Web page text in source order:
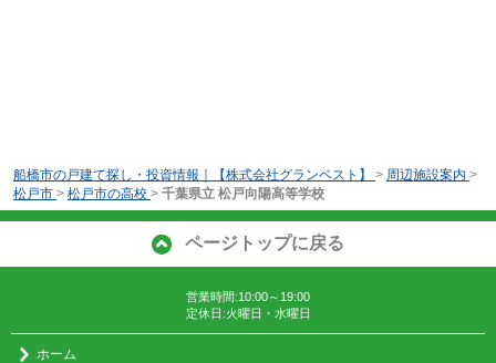
船橋市の戸建て探し・投資情報｜【株式会社グランベスト】 > 周辺施設案内 >
松戸市 > 松戸市の高校 > 千葉県立 松戸向陽高等学校
ページトップに戻る
営業時間:10:00～19:00
定休日:火曜日・水曜日
ホーム